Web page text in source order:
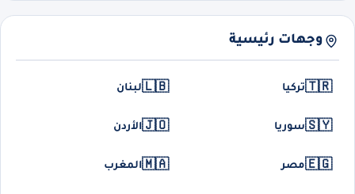
وجهات رئيسية
🇹🇷تركيا 🇱🇧لبنان
🇸🇾سوريا 🇯🇴الأردن
🇪🇬مصر 🇲🇦المغرب